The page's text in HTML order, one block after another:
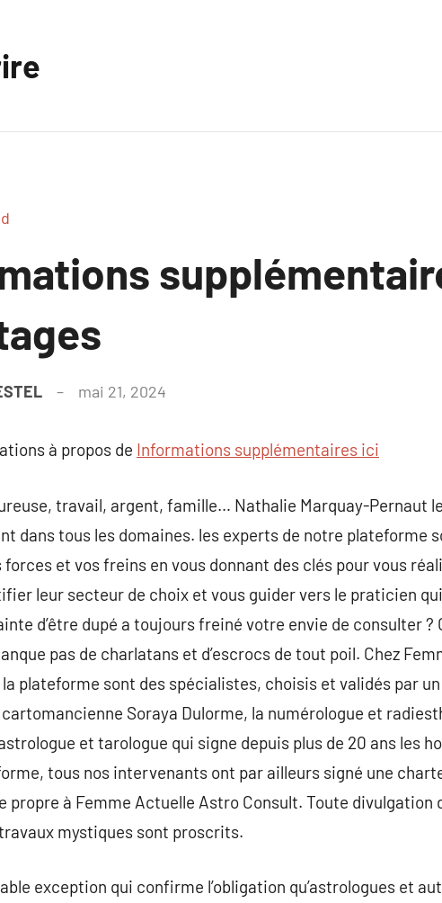
mai 21, 2024
à propos de Informations supplémentaires ici
travail, argent, famille… Nathalie Marquay-Pernaut
dans tous les domaines. les experts de notre plateforme
et vos freins en vous donnant des clés pour vous
leur secteur de choix et vous guider vers le praticien
d’être dupé a toujours freiné votre envie de consulter
pas de charlatans et d’escrocs de tout poil. Chez
plateforme sont des spécialistes, choisis et validés par
Soraya Dulorme, la numérologue et
et tarologue qui signe depuis plus de 20 ans les
tous nos intervenants ont par ailleurs signé une
propre à Femme Actuelle Astro Consult. Toute divulgation
mystiques sont proscrits.
exception qui confirme l’obligation qu’astrologues et